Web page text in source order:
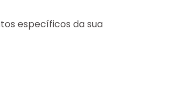
específicos da sua